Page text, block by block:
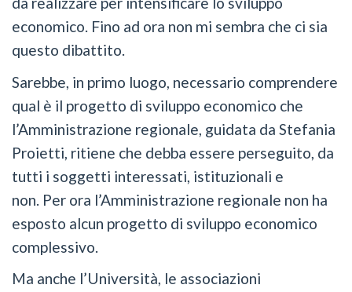
economico. Fino ad ora non mi sembra che ci sia
questo dibattito.
Sarebbe, in primo luogo, necessario comprendere
qual è il progetto di sviluppo economico che
l’Amministrazione regionale, guidata da Stefania
Proietti, ritiene che debba essere perseguito, da
tutti i soggetti interessati, istituzionali e
non. Per ora l’Amministrazione regionale non ha
esposto alcun progetto di sviluppo economico
complessivo.
Ma anche l’Università, le associazioni